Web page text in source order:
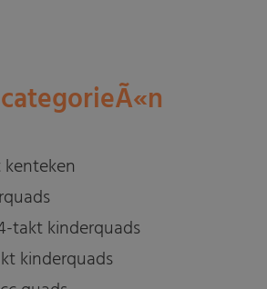
takt kinderquads
kinderquads